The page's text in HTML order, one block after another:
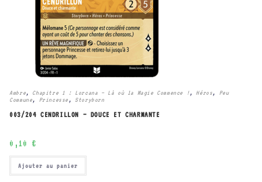
Ambre, Chapitre 1 : Lorcana – Là où la Magie Commence !, Héros,
Peu
Commune, Princesse , Storyborn
003/204 CENDRILLON – DOUCE ET CHARMANTE
0,10 €
Ajouter au panier